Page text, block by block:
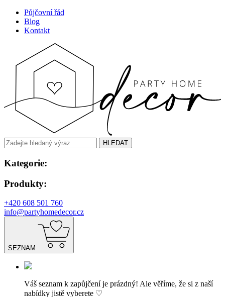
Půjčovní řád
Blog
Kontakt
HLEDAT
Kategorie:
Produkty:
+420 608 501 760
info@partyhomedecor.cz
SEZNAM
Váš seznam k zapůjčení je prázdný! Ale věříme, že si z naší
nabídky jistě vyberete ♡